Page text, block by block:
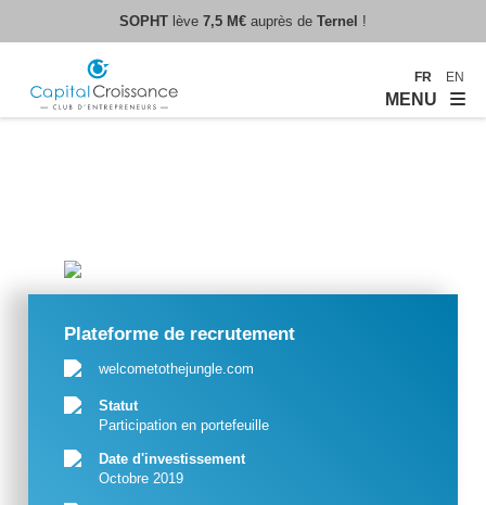
SOPHT lève 7,5 M€ auprès de Ternel !
FR EN
MENU
Plateforme de recrutement
welcometothejungle.com
Statut
Participation en portefeuille
Date d'investissement
Octobre 2019